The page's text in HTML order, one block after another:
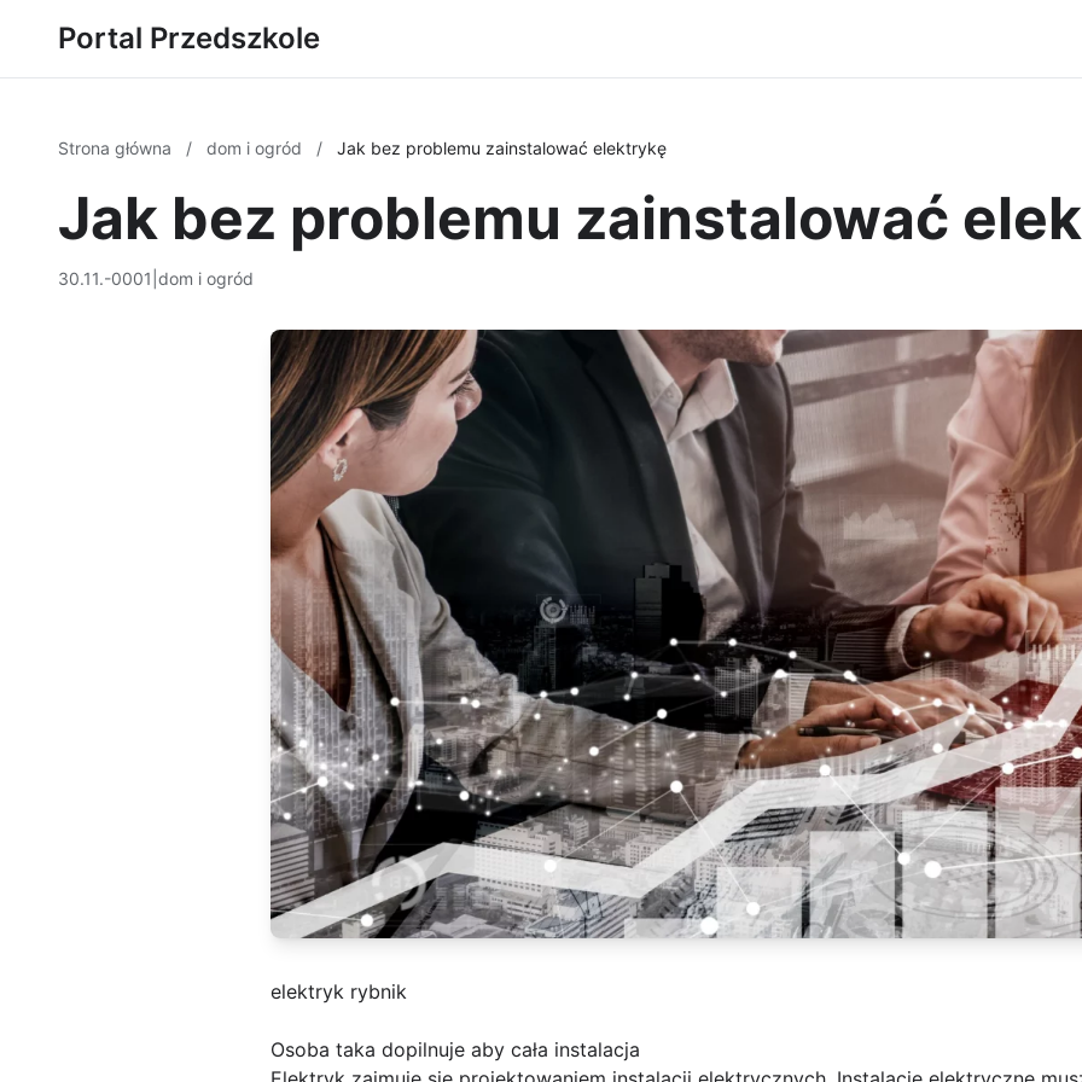
Portal Przedszkole
Strona główna / dom i ogród / Jak bez problemu zainstalować elektrykę
Jak bez problemu zainstalować
30.11.-0001 dom i ogród
elektryk rybnik
Osoba taka dopilnuje aby cała instalacja